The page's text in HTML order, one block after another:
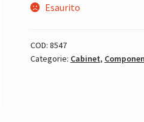
Esaurito
COD: 8547
Categorie: Cabinet,